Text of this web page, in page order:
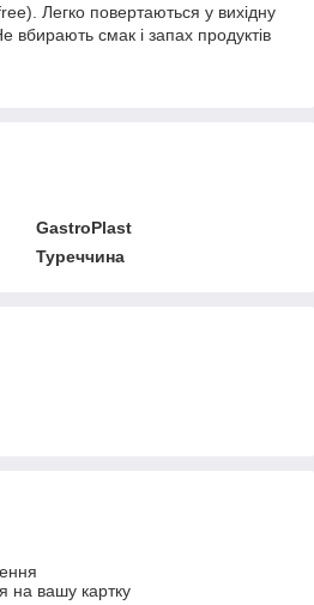
Легко повертаються у вихідну
вбирають смак і запах продуктів
GastroPlast
Туреччина
на вашу картку